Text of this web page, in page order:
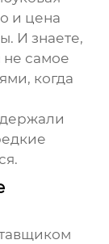
и цена
И знаете,
не самое
когда